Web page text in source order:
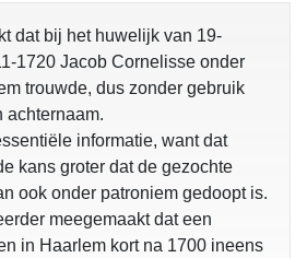
dat bij het huwelijk van 19-
1720 Jacob Cornelisse onder
trouwde, dus zonder gebruik
achternaam.
informatie, want dat
kans groter dat de gezochte
ook onder patroniem gedoopt is.
meegemaakt dat een
in Haarlem kort na 1700 ineens